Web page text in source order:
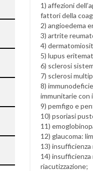
1) affezioni
fattori della
2) angioedema
3) artrite
4)
5) lupus
6) sclerosi
7) sclerosi
8)
immunitarie con
9) pemfigo e
10) psoriasi
11)
12) glaucoma:
13)
14)
riacutizzazione;